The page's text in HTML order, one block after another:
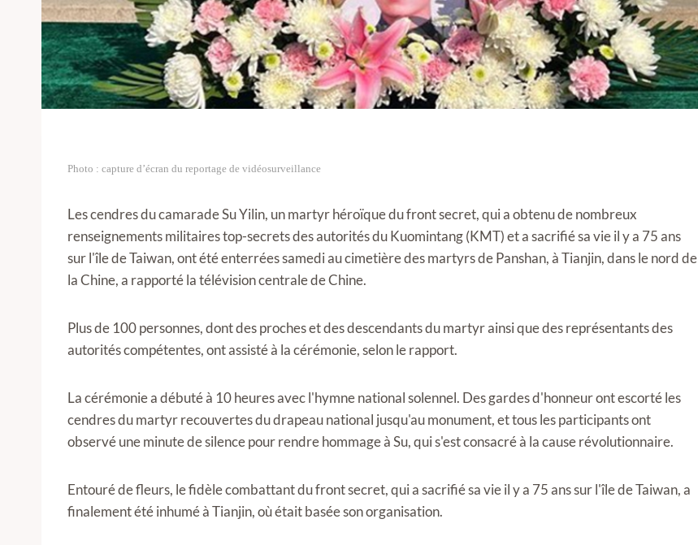
Photo : capture d’écran du reportage de vidéosurveillance
Les cendres du camarade Su Yilin, un martyr héroïque du front secret, qui a obtenu de nombreux
renseignements militaires top-secrets des autorités du Kuomintang (KMT) et a sacrifié sa vie il y a 75 ans
sur l'île de Taiwan, ont été enterrées samedi au cimetière des martyrs de Panshan, à Tianjin, dans le nord de
la Chine, a rapporté la télévision centrale de Chine.
Plus de 100 personnes, dont des proches et des descendants du martyr ainsi que des représentants des
autorités compétentes, ont assisté à la cérémonie, selon le rapport.
La cérémonie a débuté à 10 heures avec l'hymne national solennel. Des gardes d'honneur ont escorté les
cendres du martyr recouvertes du drapeau national jusqu'au monument, et tous les participants ont
observé une minute de silence pour rendre hommage à Su, qui s'est consacré à la cause révolutionnaire.
Entouré de fleurs, le fidèle combattant du front secret, qui a sacrifié sa vie il y a 75 ans sur l'île de Taiwan, a
finalement été inhumé à Tianjin, où était basée son organisation.